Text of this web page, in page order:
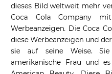
dieses Bild weltweit mehr
Coca Cola Company
Werbeanzeigen. Die Coca
diese Werbeanzeigen und
sie auf seine Weise.
amerikanische Frau und